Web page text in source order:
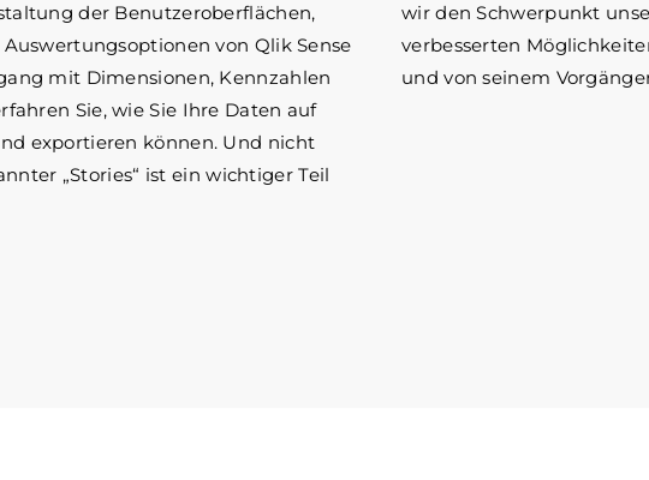
der Benutzeroberflächen,
von Qlik Sense
mit Dimensionen, Kennzahlen
Sie, wie Sie Ihre Daten auf
exportieren können. Und nicht
„Stories“ ist ein wichtiger Teil
wir den Schwerpunkt
verbesserten
und von seinem